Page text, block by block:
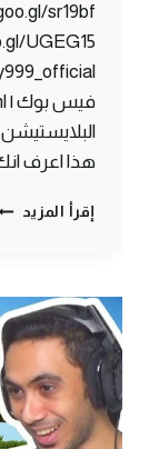
هذا اعرف
إقرأ المزيد